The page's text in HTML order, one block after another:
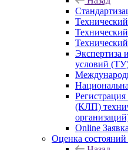
Экспертиза
условий
(КЛП)
Online Заявка
Оценка